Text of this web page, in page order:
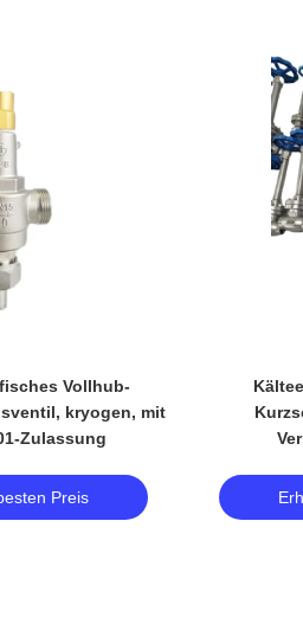
Vollhub-
kryogen, mit
Zulassung
Preis